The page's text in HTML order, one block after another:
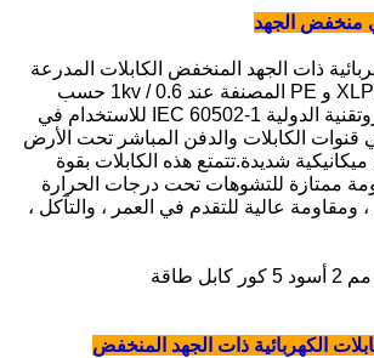
منخفض الجهد
ذات الجهد المنخفض الكابلات المدرعة
المعزولة PVC و XLPE و PE المصنفة عند 0.6 / 1kv حسب
منشور اللجنة الكهروتقنية الدولية IEC 60502-1 للاستخدام في
قنوات الكابلات والدفن المباشر تحت الأرض
شديدة.تتمتع هذه الكابلات بقوة
ممتازة للتشوهات تحت درجات الحرارة
ومقاومة عالية للتقدم في العمر ، والتآكل ،
الكهربائية ذات الجهد المنخفض